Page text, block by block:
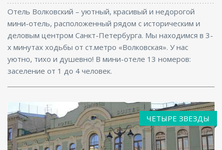
Отель Волковский – уютный, красивый и недорогой
мини-отель, расположенный рядом с историческим и
деловым центром Санкт-Петербурга. Мы находимся в 3-
х минутах ходьбы от ст.метро «Волковская». У нас
уютно, тихо и душевно! В мини-отеле 13 номеров:
заселение от 1 до 4 человек.
ЧЕТЫРЕ ЗВЕЗДЫ